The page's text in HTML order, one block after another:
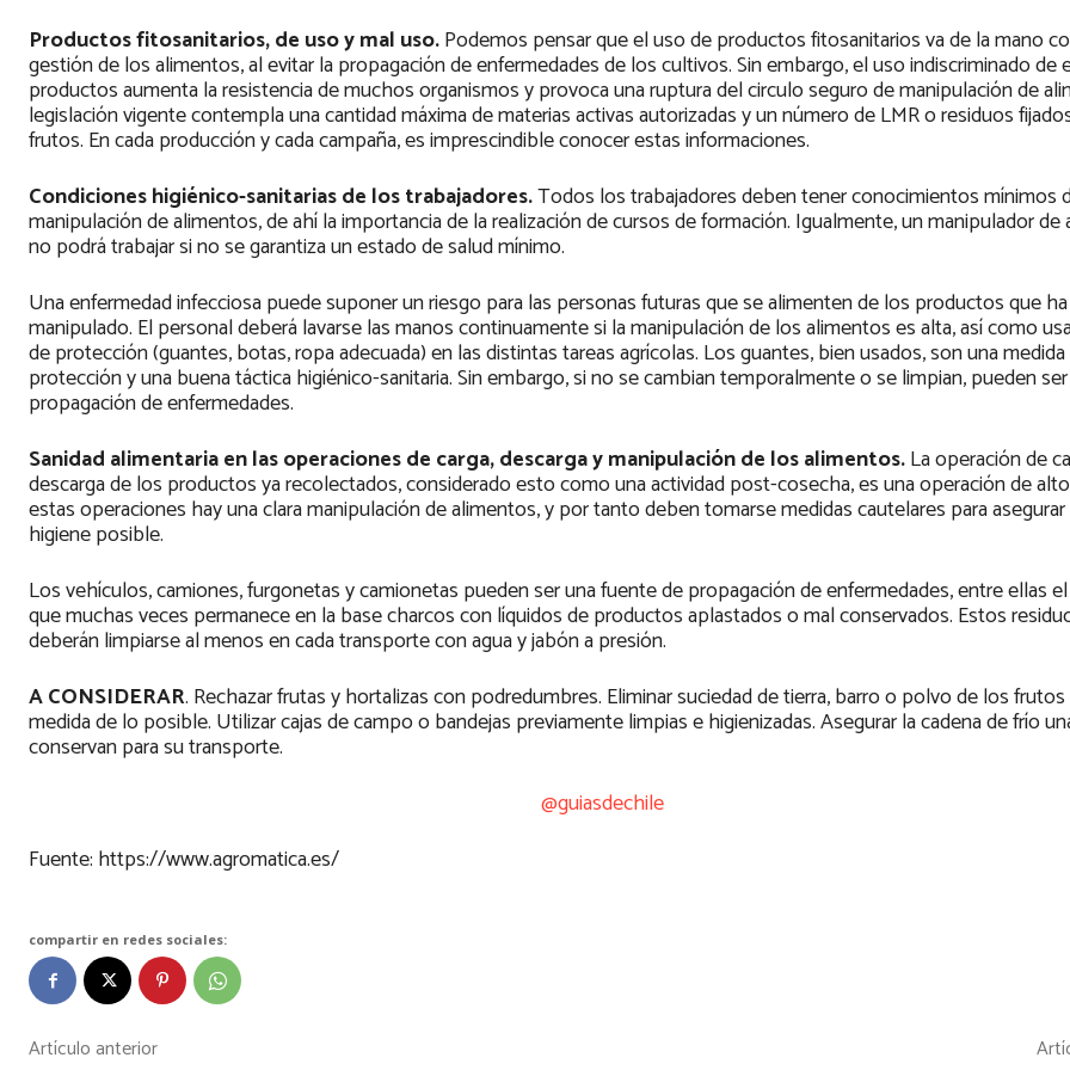
Productos fitosanitarios, de uso y mal uso.Podemos pensar que el uso de productos fitosanitarios va de la mano
gestión de los alimentos, al evitar la propagación de enfermedades de los cultivos. Sin embargo, el uso indiscriminado de
productos aumenta la resistencia de muchos organismos y provoca una ruptura del circulo seguro de manipulación de
legislación vigente contempla una cantidad máxima de materias activas autorizadas y un número de LMR o residuos
frutos. En cada producción y cada campaña, es imprescindible conocer estas informaciones.
Condiciones higiénico-sanitarias de los trabajadores.Todos los trabajadores deben tener conocimientos mínimos
manipulación de alimentos, de ahí la importancia de la realización de cursos de formación. Igualmente, un manipulador
no podrá trabajar si no se garantiza un estado de salud mínimo.
Una enfermedad infecciosa puede suponer un riesgo para las personas futuras que se alimenten de los productos que ha
manipulado. El personal deberá lavarse las manos continuamente si la manipulación de los alimentos es alta, así como
de protección (guantes, botas, ropa adecuada) en las distintas tareas agrícolas. Los guantes, bien usados, son una
protección y una buena táctica higiénico-sanitaria. Sin embargo, si no se cambian temporalmente o se limpian, pueden
propagación de enfermedades.
Sanidad alimentaria en las operaciones de carga, descarga y manipulación de los alimentos.La operación de
descarga de los productos ya recolectados, considerado esto como una actividad post-cosecha, es una operación de
estas operaciones hay una clara manipulación de alimentos, y por tanto deben tomarse medidas cautelares para
higiene posible.
Los vehículos, camiones, furgonetas y camionetas pueden ser una fuente de propagación de enfermedades, entre ellas el
que muchas veces permanece en la base charcos con líquidos de productos aplastados o mal conservados. Estos
deberán limpiarse al menos en cada transporte con agua y jabón a presión.
A CONSIDERAR. Rechazar frutas y hortalizas con podredumbres. Eliminar suciedad de tierra, barro o polvo de los
medida de lo posible. Utilizar cajas de campo o bandejas previamente limpias e higienizadas. Asegurar la cadena de frío
conservan para su transporte.
@guiasdechile
Fuente: https://www.agromatica.es/
compartir en redes sociales:
Artículo anterior